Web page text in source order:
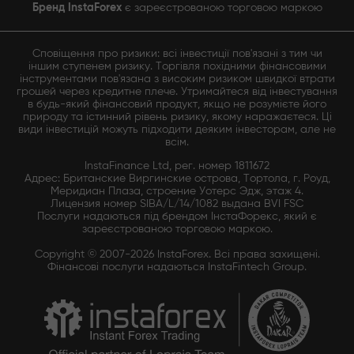
Бренд InstaForexє зареєстрованою торговою маркою
Сповіщення про ризики: всі інвестиції пов'язані з тим чи
іншим ступенем ризику. Торгівля похідними фінансовими
інструментами пов'язана з високим ризиком швидкої втрати
грошей через кредитне плече. Утримайтеся від інвестування
в будь-який фінансовий продукт, якщо не розумієте його
природу та істинний рівень ризику, якому наражаєтеся. Ці
види інвестицій можуть підходити деяким інвесторам, але не
всім.
InstaFinance Ltd, рег. номер 1811672
Адрес: Британские Виргинские острова, Тортола, г. Роуд,
Меридиан Плаза, строение Уотерс Эдж, этаж 4.
Лицензия номер SIBA/L/14/1082 выдана BVI FSC
Послуги надаються під брендом ІнстаФорекс, який є
зареєстрованою торговою маркою.
Copyright © 2007-2026 InstaForex. Всі права захищені.
Фінансові послуги надаються InstaFintech Group.